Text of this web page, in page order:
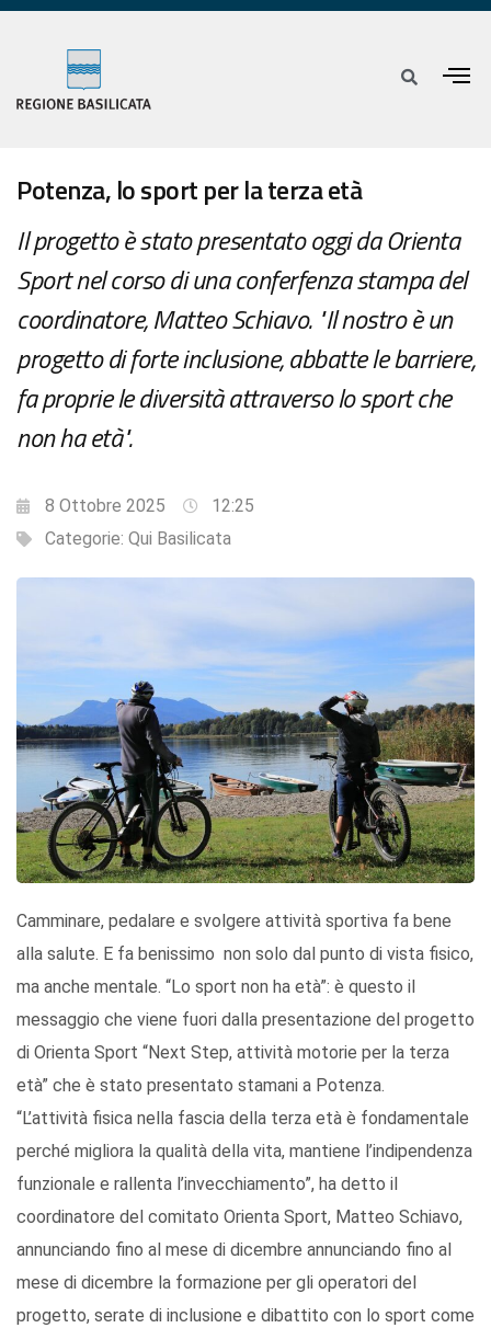
Potenza, lo sport per la terza età
Il progetto è stato presentato oggi da Orienta
Sport nel corso di una conferfenza stampa del
coordinatore, Matteo Schiavo. "Il nostro è un
progetto di forte inclusione, abbatte le barriere,
fa proprie le diversità attraverso lo sport che
non ha età".
8 Ottobre 2025
12:25
Categorie: Qui Basilicata
Camminare, pedalare e svolgere attività sportiva fa bene
alla salute. E fa benissimo non solo dal punto di vista fisico,
ma anche mentale. “Lo sport non ha età”: è questo il
messaggio che viene fuori dalla presentazione del progetto
di Orienta Sport “Next Step, attività motorie per la terza
età” che è stato presentato stamani a Potenza.
“L’attività fisica nella fascia della terza età è fondamentale
perché migliora la qualità della vita, mantiene l’indipendenza
funzionale e rallenta l’invecchiamento”, ha detto il
coordinatore del comitato Orienta Sport, Matteo Schiavo,
annunciando fino al mese di dicembre annunciando fino al
mese di dicembre la formazione per gli operatori del
progetto, serate di inclusione e dibattito con lo sport come